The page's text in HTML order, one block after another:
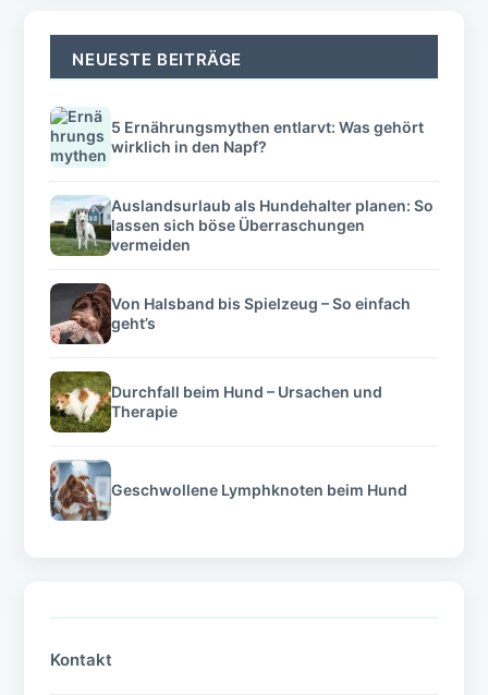
NEUESTE BEITRÄGE
5 Ernährungsmythen entlarvt: Was gehört
wirklich in den Napf?
Auslandsurlaub als Hundehalter planen: So
lassen sich böse Überraschungen
vermeiden
Von Halsband bis Spielzeug – So einfach
geht’s
Durchfall beim Hund – Ursachen und
Therapie
Geschwollene Lymphknoten beim Hund
Kontakt